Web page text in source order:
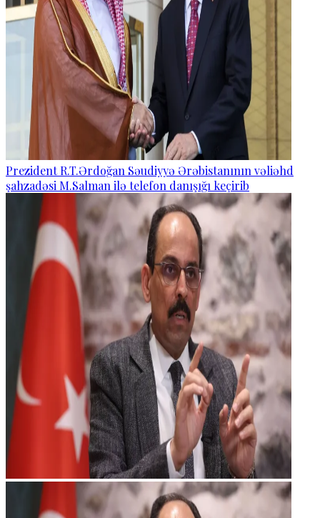
Prezident R.T.Ərdoğan Səudiyyə Ərəbistanının vəliəhd
şahzadəsi M.Salman ilə telefon danışığı keçirib